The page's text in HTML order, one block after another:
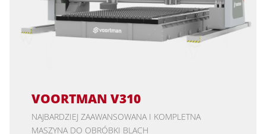
VOORTMAN V310
NAJBARDZIEJ ZAAWANSOWANA I KOMPLETNA
MASZYNA DO OBRÓBKI BLACH